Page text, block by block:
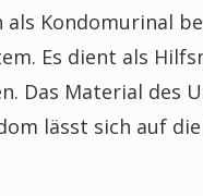
Kondomurinal
Es dient als
Das Material des
lässt sich auf